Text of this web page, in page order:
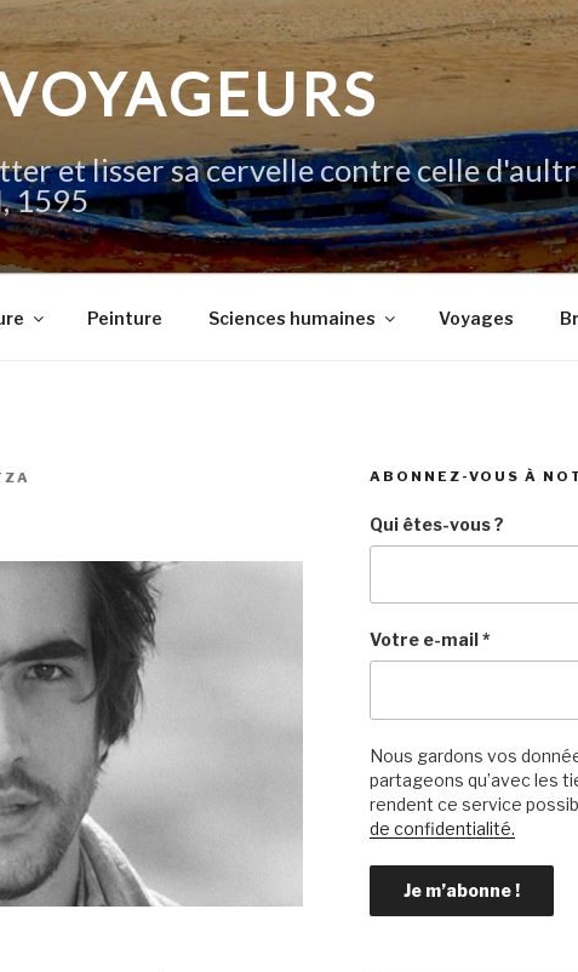
et lisser sa cervelle contre celle
1595
Peinture Sciences humaines Voyages
ABONNEZ-VOUS À
Qui êtes-vous ?
Votre e-mail*
Nous gardons vos
partageons qu’avec les
rendent ce service
de confidentialité.